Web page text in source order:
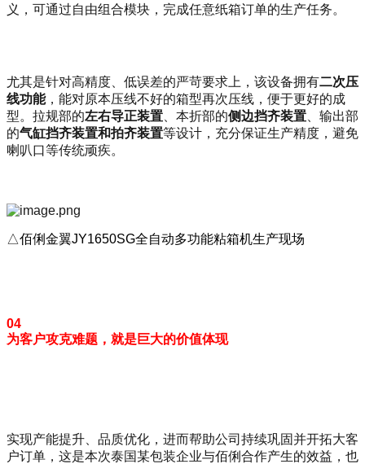
义，可通过自由组合模块，完成任意纸箱订单的生产任务。
尤其是针对高精度、低误差的严苛要求上，该设备拥有二次压
线功能，能对原本压线不好的箱型再次压线，便于更好的成
型。拉规部的左右导正装置 、本折部的侧边挡齐装置 、输出部
的气缸挡齐装置和拍齐装置等设计，充分保证生产精度，避免
喇叭口等传统顽疾。
△佰俐金翼JY1650SG全自动多功能粘箱机生产现场
04
为客户攻克难题，就是巨大的价值体现
实现产能提升、品质优化，进而帮助公司持续巩固并开拓大客
户订单，这是本次泰国某包装企业与佰俐合作产生的效益，也